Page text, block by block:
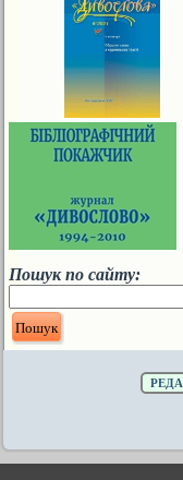
Пошук по сайту: